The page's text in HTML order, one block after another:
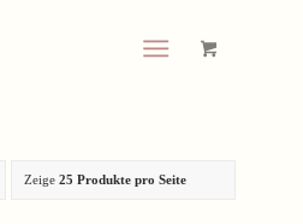
Zeige 25 Produkte pro Seite